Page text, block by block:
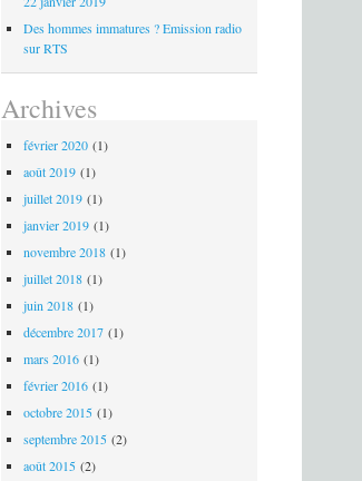
Des hommes immatures ? Emission radio
sur RTS
Archives
février 2020 (1)
août 2019 (1)
juillet 2019 (1)
janvier 2019 (1)
novembre 2018 (1)
juillet 2018 (1)
juin 2018 (1)
décembre 2017 (1)
mars 2016 (1)
février 2016 (1)
octobre 2015 (1)
septembre 2015 (2)
août 2015 (2)